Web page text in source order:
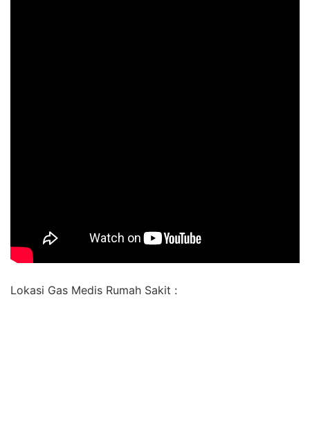
Lokasi Gas Medis Rumah Sakit :